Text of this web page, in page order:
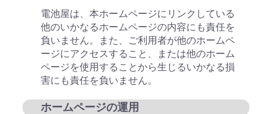
電池屋は、本ホームページにリンクしている
他のいかなるホームページの内容にも責任を
負いません。また、ご利用者が他のホームペ
ージにアクセスすること、または他のホーム
ページを使用することから生じるいかなる損
害にも責任を負いません。
ホームページの運用